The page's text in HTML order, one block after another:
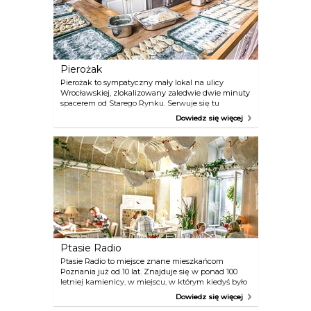
Pierożak
Pierożak to sympatyczny mały lokal na ulicy
Wrocławskiej, zlokalizowany zaledwie dwie minuty
spacerem od Starego Rynku. Serwuje się tu
wyłącznie wyrabiane na miejscu pierogi. Otwarta
przestrzeń kuchenna pozwala śledzić żywot
pieroga od jego narodzin, aż smaczny finał na
naszym widelcu. Pierogi można kupić na sztuki,
dowolnie mieszając dostępne w menu propozycje
nadzienia. W ofercie znajdziemy nadzienia
tradycyjne, zarózno słodkie jak i wytrawne, jak i
sezonowe eksperymenty. Na wyserwowania
poczykamy tylko tyle, ile trwa gotowanie surowych
pierogów czyli kilka minut. Nie ma problemu z
zakupem pierogów na wynos. Bez wątpienia jest to
jedna z najlepszych pierogarni Poznania.
Polecamy!
Dowiedz się więcej
Ptasie Radio
Ptasie Radio to miejsce znane mieszkańcom
Poznania już od 10 lat. Znajduje się w ponad 100
letniej kamienicy, w miejscu, w którym kiedyś było
mieszkaniem. Właściciele przykładają olbrzymią
wagę do jakości jedzenia, ciekawych kombinacji
Dowiedz się więcej